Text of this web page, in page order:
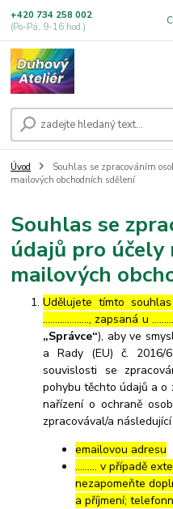
+420 734 258 002
(Po-Pá, 9-16 hod.)
Úvod
Souhlas se zpracováním
mailových obchodních sdělení
Souhlas se
údajů pro účely
mailových
Udělujete tímto
………………., zapsaná u
„Správce“), aby ve
a Rady (EU) č. 2016/
souvislosti se
pohybu těchto údajů a o
nařízení o ochraně
zpracovával/a
emailovou adresu
……… v případě
nezapomeňte
a příjmení;